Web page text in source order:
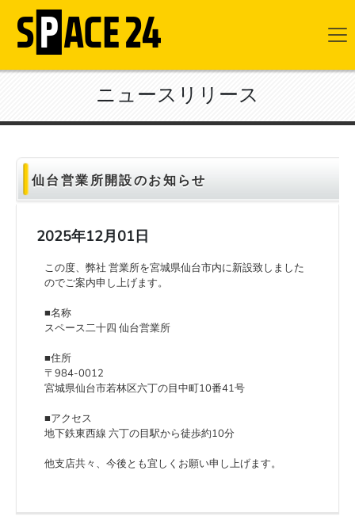
ニュースリリース
仙台営業所開設のお知らせ
2025年12月01日
この度、弊社 営業所を宮城県仙台市内に新設致しました
のでご案内申し上げます。
■名称
スペース二十四 仙台営業所
■住所
〒984-0012
宮城県仙台市若林区六丁の目中町10番41号
■アクセス
地下鉄東西線 六丁の目駅から徒歩約10分
他支店共々、今後とも宜しくお願い申し上げます。